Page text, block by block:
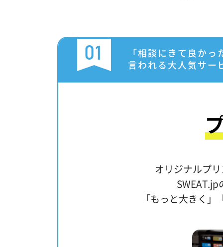
01
「相談にきて良かっ
言われる大人気サー
オリジナルプ
SWEAT.jp
「もっと大きく